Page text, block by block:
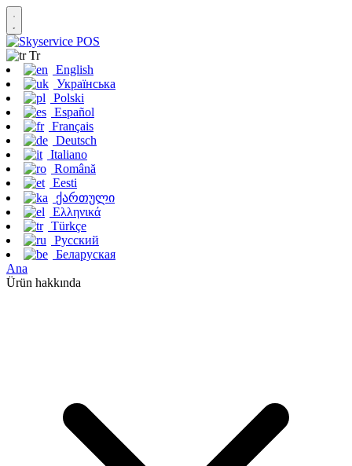
Tr
English
Українська
Polski
Español
Français
Deutsch
Italiano
Română
Eesti
ქართული
Ελληνικά
Türkçe
Русский
Беларуская
Ana
Ürün hakkında